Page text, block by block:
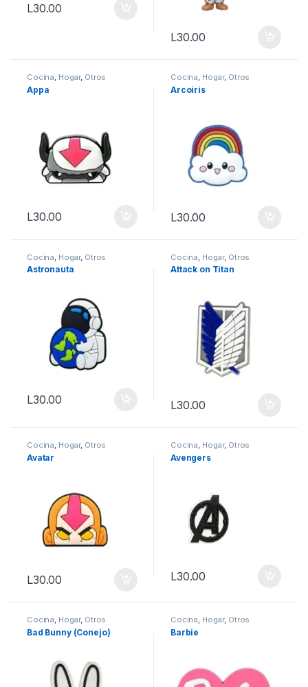
L30.00
L30.00
Cocina, Hogar, Otros
Appa
L30.00
Cocina, Hogar, Otros
Arcoiris
L30.00
Cocina Hogar, Otros
Astronauta
L30.00
Cocina Hogar, Otros
Attack on Titan
L30.00
Cocina, Hogar, Otros
Avatar
L30.00
Cocina, Hogar, Otros
Avengers
L30.00
Cocina, Hogar, Otros
Bad Bunny (Conejo)
Cocina, Hogar, Otros
Barbie